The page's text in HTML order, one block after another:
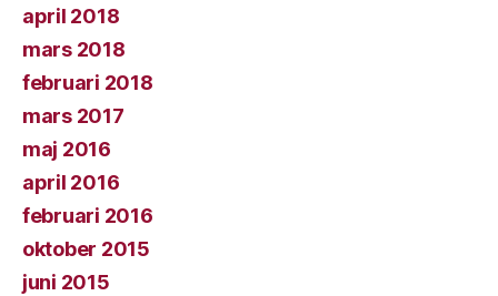
april 2018
mars 2018
februari 2018
mars 2017
maj 2016
april 2016
februari 2016
oktober 2015
juni 2015